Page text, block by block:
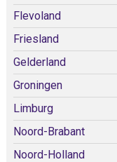
Flevoland
Friesland
Gelderland
Groningen
Limburg
Noord-Brabant
Noord-Holland